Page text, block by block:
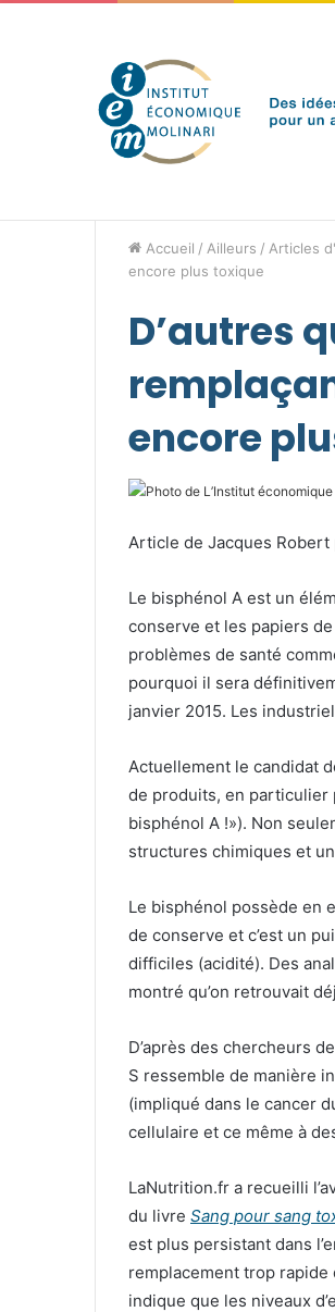
Accueil / Ailleurs / Articles
encore plus toxique
D’autres
encore
Article de Jacques
Le bisphénol A est un
conserve et les papiers
problèmes de santé
pourquoi il sera
janvier 2015. Les
Actuellement le candidat
de produits, en particulier
bisphénol A !»). Non
structures chimiques et
Le bisphénol possède en
de conserve et c’est un
difficiles (acidité). Des
montré qu’on retrouvait
D’après des chercheurs
S ressemble de manière
(impliqué dans le cancer
cellulaire et ce même à
LaNutrition.fr a recueilli
du livre Sang pour sang
est plus persistant dans
remplacement trop
indique que les niveaux